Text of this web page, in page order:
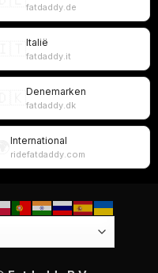
fatdaddy.de
Italië
fatdaddy.it
Denemarken
fatdaddy.dk
International
ridefatdaddy.com